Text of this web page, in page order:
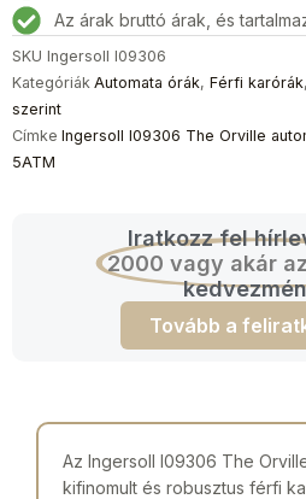
Az árak bruttó árak, és
SKU Ingersoll I09306
Kategóriák Automata órák, Férfi karórák,
szerint
Címke Ingersoll I09306 The Orville
5ATM
Iratkozz fel
2000 vagy akár
Tovább a
Az Ingersoll I09306 The
kifinomult és robusztus férfi